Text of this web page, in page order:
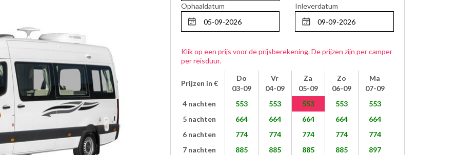
Ophaaldatum Inleverdatum
Klik op een prijs voor de prijsberekening. De prijzen zijn per camper
per reisduur.
Prijzen in €
Do
03-09
Vr
04-09
Za
05-09
Zo
06-09
Ma
07-09
4 nachten
553 553 553 553
553
5 nachten
664 664 664 664
664
6 nachten
774 774 774 774
774
7 nachten
885 885 885 885
897